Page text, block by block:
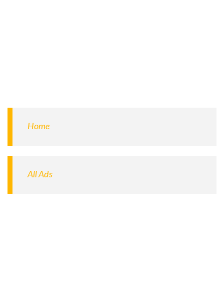
Home
All Ads